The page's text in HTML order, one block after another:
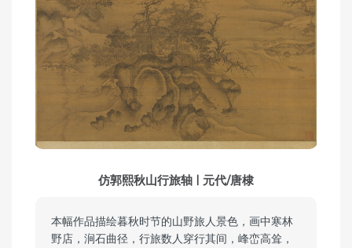
仿郭熙秋山行旅轴 | 元代/唐棣
本幅作品描绘暮秋时节的山野旅人景色，画中寒林
野店，涧石曲径，行旅数人穿行其间，峰峦高耸，